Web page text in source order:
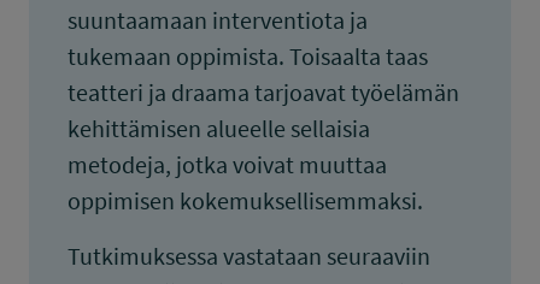
suuntaamaan interventiota ja
tukemaan oppimista. Toisaalta taas
teatteri ja draama tarjoavat työelämän
kehittämisen alueelle sellaisia
metodeja, jotka voivat muuttaa
oppimisen kokemuksellisemmaksi.
Tutkimuksessa vastataan seuraaviin